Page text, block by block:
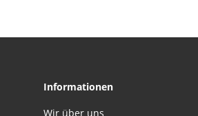
Informationen
Wir über uns